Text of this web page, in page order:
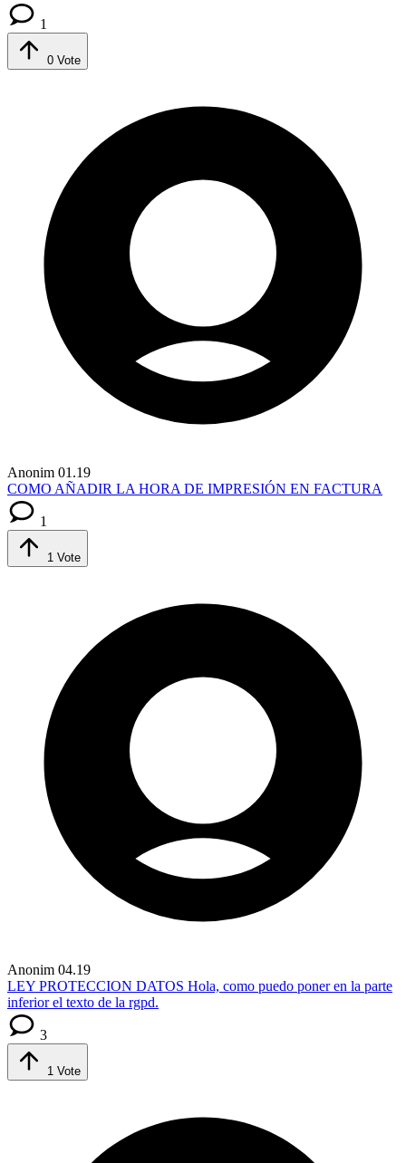
1
0 Vote
Anonim 01.19
COMO AÑADIR LA HORA DE IMPRESIÓN EN FACTURA
1
1 Vote
Anonim 04.19
LEY PROTECCION DATOS Hola, como puedo poner en la parte
inferior el texto de la rgpd.
3
1 Vote